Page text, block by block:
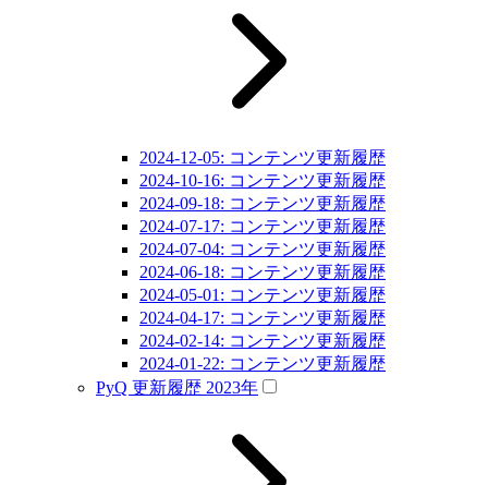
2024-12-05: コンテンツ更新履歴
2024-10-16: コンテンツ更新履歴
2024-09-18: コンテンツ更新履歴
2024-07-17: コンテンツ更新履歴
2024-07-04: コンテンツ更新履歴
2024-06-18: コンテンツ更新履歴
2024-05-01: コンテンツ更新履歴
2024-04-17: コンテンツ更新履歴
2024-02-14: コンテンツ更新履歴
2024-01-22: コンテンツ更新履歴
PyQ 更新履歴 2023年